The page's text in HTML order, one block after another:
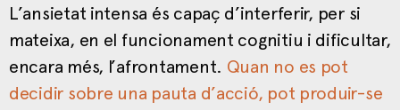
L’ansietat intensa és capaç d’interferir, per si
mateixa, en el funcionament cognitiu i dificultar,
encara més, l’afrontament. Quan no es pot
decidir sobre una pauta d’acció, pot produir-se